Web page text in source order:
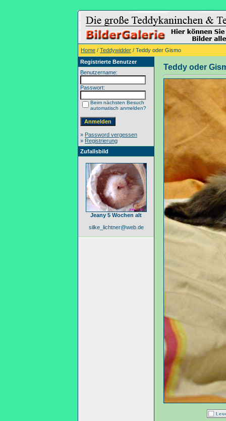
Home / Teddywidder / Teddy oder Gismo
Registrierte Benutzer
Benutzername:
Passwort:
Beim nächsten Besuch
automatisch anmelden?
» Password vergessen
» Registrierung
Zufallsbild
Jeany 5 Wochen alt
silke_lichtner@web.de
Teddy oder